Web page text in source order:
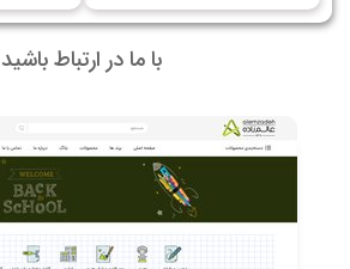
با ما در ارتباط باشید